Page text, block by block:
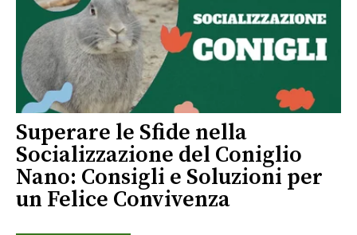
Superare le Sfide nella
Socializzazione del Coniglio
Nano: Consigli e Soluzioni per
un Felice Convivenza